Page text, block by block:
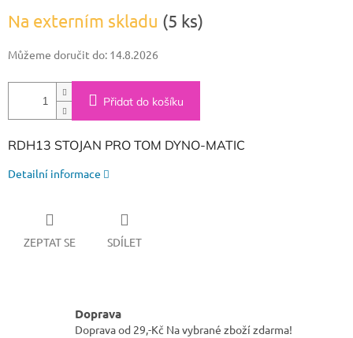
cena:
Na externím skladu (5 ks)
Můžeme doručit do: 14.8.2026
Přidat do košíku
RDH13 STOJAN PRO TOM DYNO-MATIC
Detailní informace
ZEPTAT SE SDÍLET
Doprava
Doprava od 29,-Kč Na vybrané zboží zdarma!